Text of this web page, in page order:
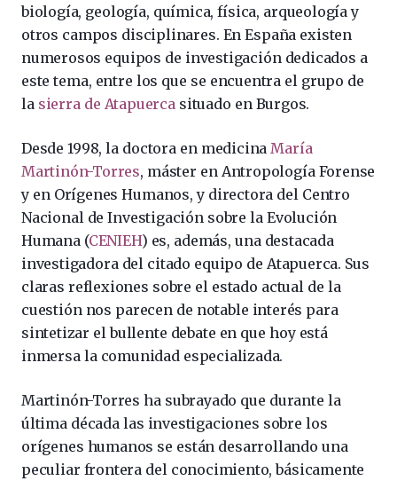
biología, geología, química, física, arqueología y
otros campos disciplinares. En España existen
numerosos equipos de investigación dedicados a
este tema, entre los que se encuentra el grupo de
la sierra de Atapuerca situado en Burgos.
Desde 1998, la doctora en medicina María
Martinón-Torres, máster en Antropología Forense
y en Orígenes Humanos, y directora del Centro
Nacional de Investigación sobre la Evolución
Humana (CENIEH) es, además, una destacada
investigadora del citado equipo de Atapuerca. Sus
claras reflexiones sobre el estado actual de la
cuestión nos parecen de notable interés para
sintetizar el bullente debate en que hoy está
inmersa la comunidad especializada.
Martinón-Torres ha subrayado que durante la
última década las investigaciones sobre los
orígenes humanos se están desarrollando una
peculiar frontera del conocimiento, básicamente